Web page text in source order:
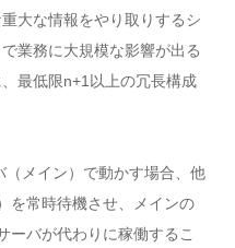
大な情報をやり取りするシ
業務に大規模な影響が出る
最低限n+1以上の冗長構成
メイン）で動かす場合、他
を常時待機させ、メインの
ーバが代わりに稼働するこ